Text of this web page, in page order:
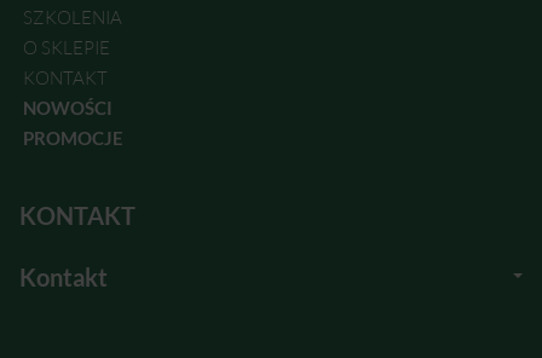
SZKOLENIA
O SKLEPIE
KONTAKT
NOWOŚCI
PROMOCJE
KONTAKT
Kontakt